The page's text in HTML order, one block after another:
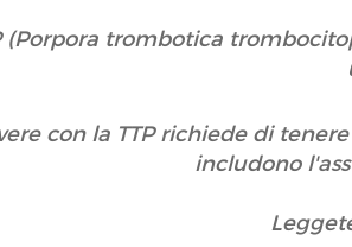
(Porpora trombotica
con la TTP richiede di
includono